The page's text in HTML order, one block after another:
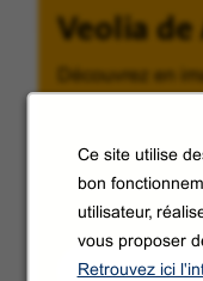
Ce site utilise
bon
utilisateur,
vous proposer
Retrouvez ici
Veolia de
Découvrez en
Découvrir